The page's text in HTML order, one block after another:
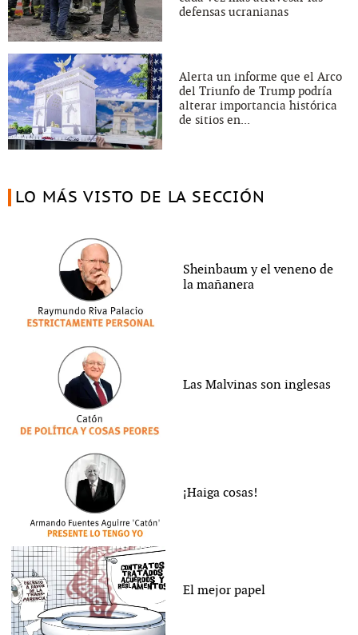
defensas ucranianas
Alerta un informe que el Arco
del Triunfo de Trump podría
alterar importancia histórica
de sitios en...
LO MÁS VISTO DE LA SECCIÓN
Sheinbaum y el veneno de
la mañanera
Las Malvinas son inglesas
¡Haiga cosas!
El mejor papel